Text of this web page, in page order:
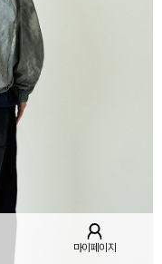
마이페이지